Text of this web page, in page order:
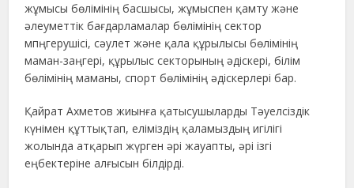
жұмысы бөлімінің басшысы, жұмыспен қамту және
әлеуметтік бағдарламалар бөлімінің сектор
мпңгерушісі, сәулет және қала құрылысы бөлімінің
маман-заңгері, құрылыс секторының әдіскері, білім
бөлімінің маманы, спорт бөлімінің әдіскерлері бар.
Қайрат Ахметов жиынға қатысушыларды Тәуелсіздік
күнімен құттықтап, еліміздің қаламыздың игілігі
жолында атқарып жүрген әрі жауапты, әрі ізгі
еңбектеріне алғысын білдірді.